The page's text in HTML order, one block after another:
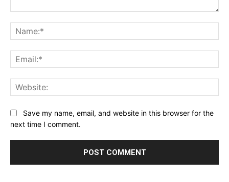
Save my name, email, and website in this browser for the
next time I comment.